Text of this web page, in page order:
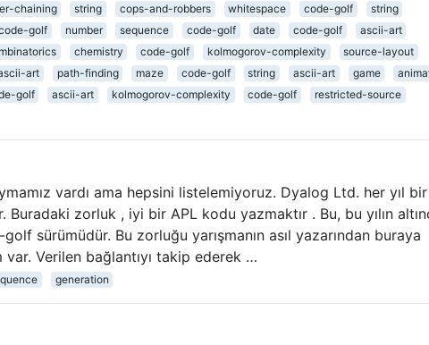
chaining string cops-and-robbers whitespace code-golf
string
golf number sequence code-golf date code-golf
ascii-art
chemistry code-golf kolmogorov-complexity
source-layout
art path-finding maze code-golf string ascii-art game
golf ascii-art kolmogorov-complexity code-golf
restricted-source
vardı ama hepsini listelemiyoruz. Dyalog Ltd. her yıl bir
Buradaki zorluk , iyi bir APL kodu yazmaktır . Bu, bu yılın
sürümüdür. Bu zorluğu yarışmanın asıl yazarından buraya
Verilen bağlantıyı takip ederek …
generation